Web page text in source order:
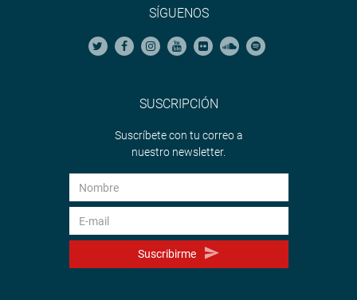
SÍGUENOS
SUSCRIPCIÓN
Suscríbete con tu correo a
nuestro newsletter.
Suscribirme